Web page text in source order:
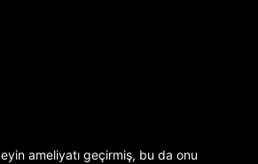
ameliyatı geçirmiş, bu da onu